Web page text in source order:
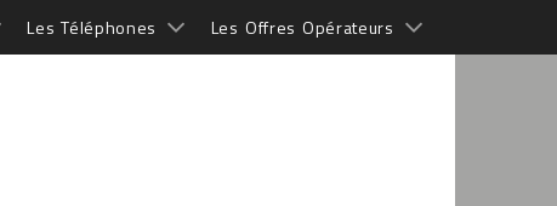
Les Téléphones Les Offres Opérateurs